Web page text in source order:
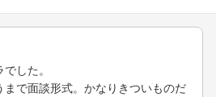
もフォローしませんか？
した。
まで面談形式。かなりきついものだ